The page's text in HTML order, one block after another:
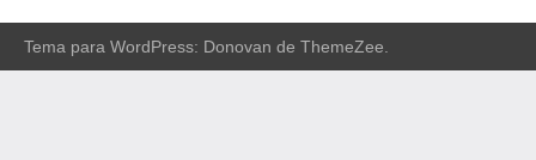
Tema para WordPress: Donovan de ThemeZee.